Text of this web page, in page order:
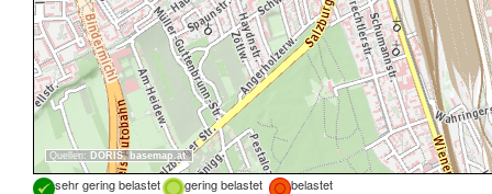
Quellen: DORIS, basemap.at
sehr gering belastet gering belastet
belastet